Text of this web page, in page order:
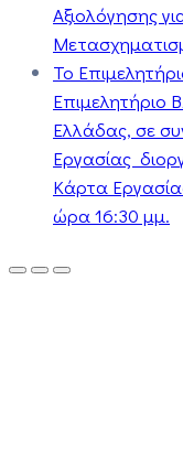
Αξιολόγησης
Το
Επιμελητήριο
Ελλάδας, σε
Εργασίας
Κάρτα
ώρα 16:30 μμ.